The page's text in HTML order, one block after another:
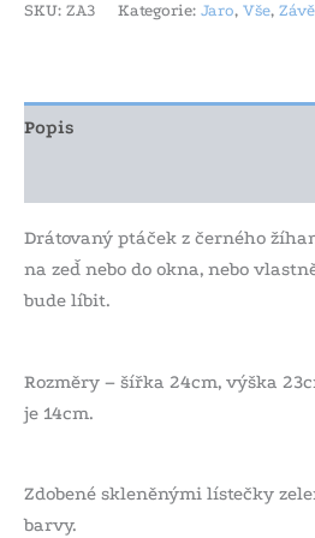
SKU: ZA3 Kategorie: Jaro, Vše,
Popis
Drátovaný ptáček z černého
na zeď nebo do okna, nebo
bude líbit.
Rozměry – šířka 24cm, výška
je 14cm.
Zdobené skleněnými lístečky
barvy.